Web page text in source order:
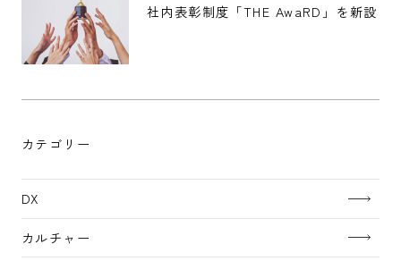
社内表彰制度「THE AwaRD」を新設
カテゴリー
DX
カルチャー